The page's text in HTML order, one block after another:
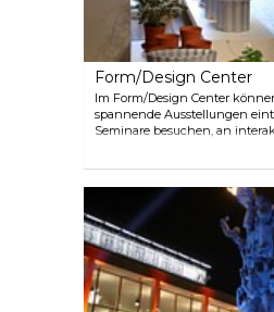
Form/Design Center
Im Form/Design Center
spannende Ausstellungen
Seminare besuchen, an
teilnehmen und an